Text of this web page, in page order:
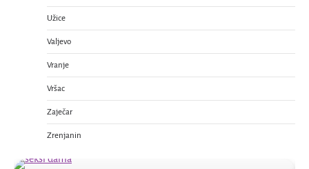
Užice
Valjevo
Vranje
Vršac
Zaječar
Zrenjanin